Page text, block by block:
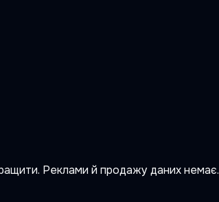
Реклами й продажу даних немає.